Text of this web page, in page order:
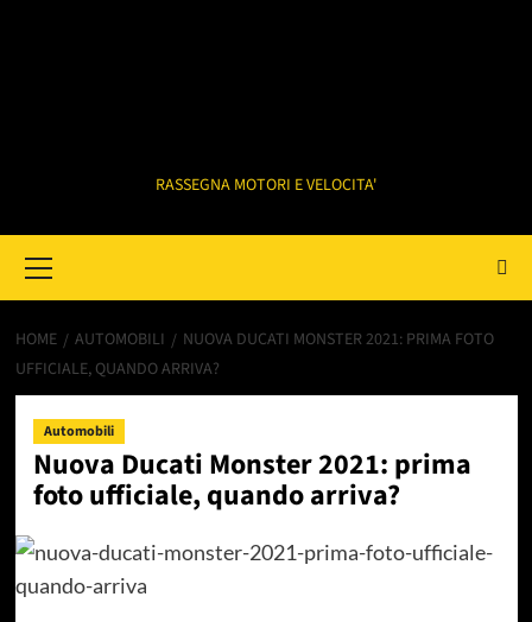
RASSEGNA MOTORI E VELOCITA'
Menu
HOME AUTOMOBILI
NUOVA DUCATI MONSTER 2021: PRIMA FOTO
UFFICIALE, QUANDO ARRIVA?
Automobili
Nuova Ducati Monster 2021: prima
foto ufficiale, quando arriva?